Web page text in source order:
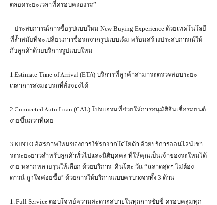
ตลอดระยะเวลาที่ครอบครองรถ”
– ประสบการณ์การซื้อรูปแบบใหม่ New Buying Experience ด้วยเทคโนโลยี
ที่ล้ำสมัยที่จะเปลี่ยนการซื้อรถจากรูปแบบเดิม พร้อมสร้างประสบการณ์ให้
กับลูกค้าด้วยบริการรูปแบบใหม่
1.Estimate Time of Arrival (ETA) บริการที่ลูกค้าสามารถตรวจสอบระยะ
เวลาการส่งมอบรถที่สั่งจองได้
2.Connected Auto Loan (CAL) โปรแกรมที่ช่วยให้การอนุมัติสินเชื่อรถยนต์
ง่ายขึ้นกว่าที่เคย
3.KINTO อิสรภาพใหม่ของการใช้รถจากโตโยต้า ด้วยบริการออนไลน์เช่า
รถระยะยาวสำหรับลูกค้าทั่วไปและนิติบุคคล ที่ให้คุณเป็นเจ้าของรถใหม่ได้
ง่าย หลากหลายรุ่นให้เลือก ด้วยบริการ คินโตะ วัน “ฉลาดสุดๆ ไม่ต้อง
ดาวน์ ถูกใจค่อยซื้อ” ด้วยการให้บริการแบบครบวงจรทั้ง 3 ด้าน
1. Full Service ตอบโจทย์ความสะดวกสบายในทุกการขับขี่ ครอบคลุมทุก